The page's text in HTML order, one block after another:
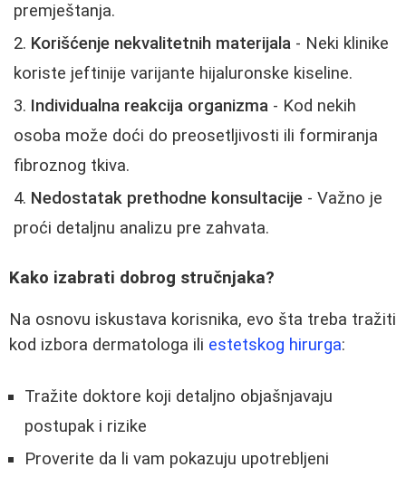
premještanja.
Korišćenje nekvalitetnih materijala - Neki klinike
koriste jeftinije varijante hijaluronske kiseline.
Individualna reakcija organizma - Kod nekih
osoba može doći do preosetljivosti ili formiranja
fibroznog tkiva.
Nedostatak prethodne konsultacije - Važno je
proći detaljnu analizu pre zahvata.
Kako izabrati dobrog stručnjaka?
Na osnovu iskustava korisnika, evo šta treba tražiti
kod izbora dermatologa ili estetskog hirurga:
Tražite doktore koji detaljno objašnjavaju
postupak i rizike
Proverite da li vam pokazuju upotrebljeni